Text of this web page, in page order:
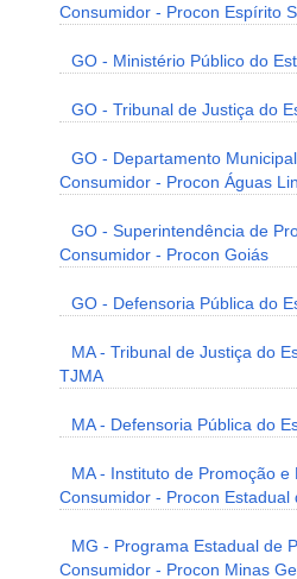
Consumidor - Procon Espírito
GO - Ministério Público do
GO - Tribunal de Justiça do
GO - Departamento
Consumidor - Procon Águas
GO - Superintendência de
Consumidor - Procon Goiás
GO - Defensoria Pública do
MA - Tribunal de Justiça do
TJMA
MA - Defensoria Pública do
MA - Instituto de Promoção
Consumidor - Procon Estadual
MG - Programa Estadual de
Consumidor - Procon Minas